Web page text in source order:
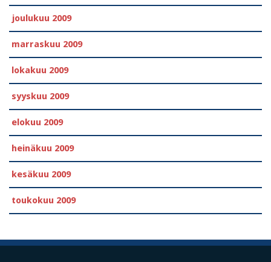
joulukuu 2009
marraskuu 2009
lokakuu 2009
syyskuu 2009
elokuu 2009
heinäkuu 2009
kesäkuu 2009
toukokuu 2009